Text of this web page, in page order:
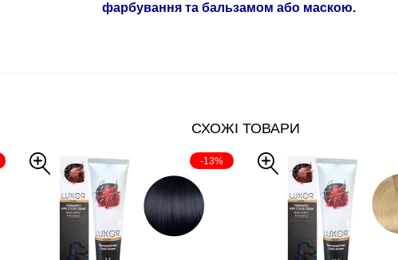
фарбування та бальзамом або маскою.
СХОЖІ ТОВАРИ
-13%